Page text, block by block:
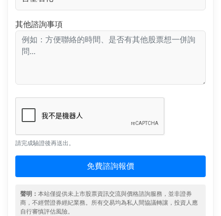
其他諮詢事項
請完成驗證後再送出。
免費諮詢報價
聲明： 本站僅提供未上市股票資訊交流與價格諮詢服務，並非證券
商，不經營證券經紀業務。所有交易均為私人間協議轉讓，投資人應
自行審慎評估風險。